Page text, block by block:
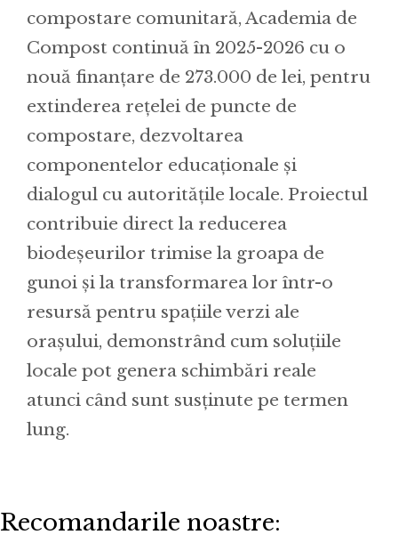
compostare comunitară, Academia de
Compost continuă în 2025-2026 cu o
nouă finanțare de 273.000 de lei, pentru
extinderea rețelei de puncte de
compostare, dezvoltarea
componentelor educaționale și
dialogul cu autoritățile locale. Proiectul
contribuie direct la reducerea
biodeșeurilor trimise la groapa de
gunoi și la transformarea lor într-o
resursă pentru spațiile verzi ale
orașului, demonstrând cum soluțiile
locale pot genera schimbări reale
atunci când sunt susținute pe termen
lung.
Recomandarile noastre: